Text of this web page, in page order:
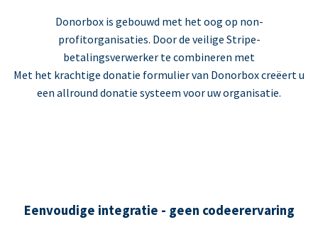
Donorbox is gebouwd met het oog op non-
profitorganisaties. Door de veilige Stripe-
betalingsverwerker te combineren met
Met het krachtige donatie formulier van Donorbox creëert u
een allround donatie systeem voor uw organisatie.
Eenvoudige integratie - geen codeerervaring